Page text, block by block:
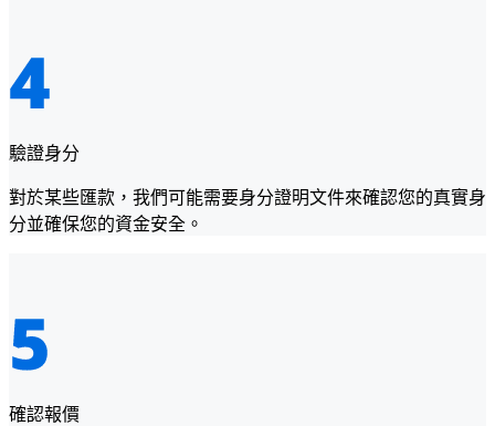
驗證身分
對於某些匯款，我們可能需要身分證明文件來確認您的真實身
分並確保您的資金安全。
確認報價